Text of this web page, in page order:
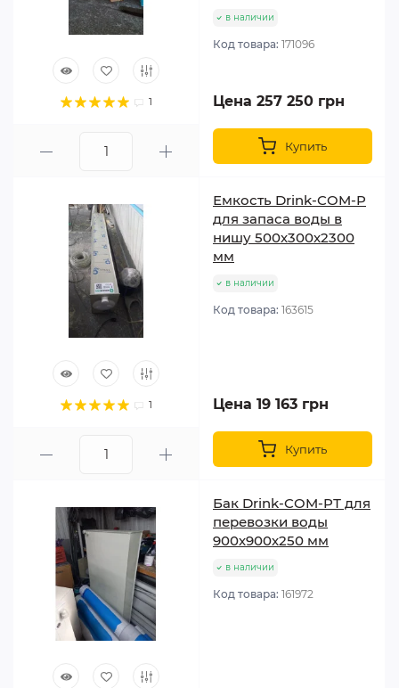
1
в наличии
Код товара: 171096
Цена 257 250 грн
Купить
1
Емкость Drink-COM-P
для запаса воды в
нишу 500х300х2300
мм
в наличии
Код товара: 163615
Цена 19 163 грн
Купить
Бак Drink-COM-PТ для
перевозки воды
900х900х250 мм
в наличии
Код товара: 161972